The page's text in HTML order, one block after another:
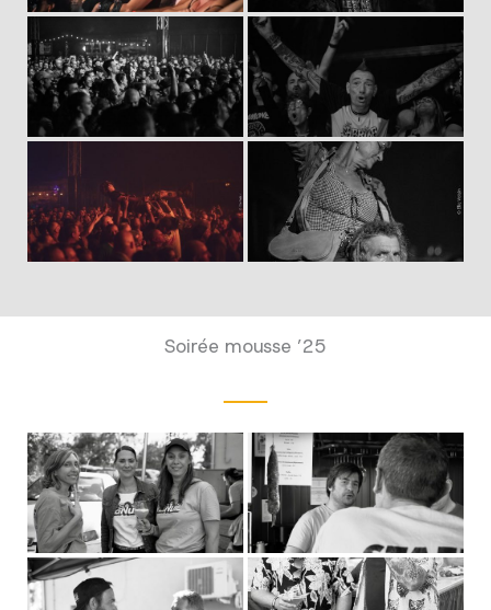
Soirée mousse ’25